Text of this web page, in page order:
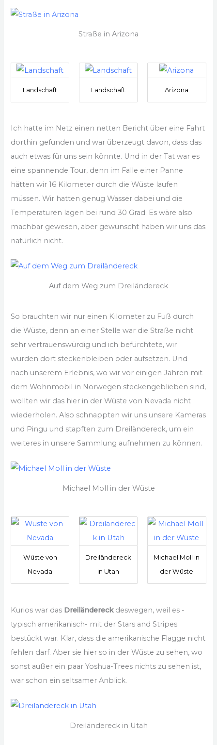
Straße in Arizona
Landschaft Landschaft Arizona
Ich hatte im Netz einen netten Bericht über eine Fahrt
dorthin gefunden und war überzeugt davon, dass das
auch etwas für uns sein könnte. Und in der Tat war es
eine spannende Tour, denn im Falle einer Panne
hätten wir 16 Kilometer durch die Wüste laufen
müssen. Wir hatten genug Wasser dabei und die
Temperaturen lagen bei rund 30 Grad. Es wäre also
machbar gewesen, aber gewünscht haben wir uns das
natürlich nicht.
Auf dem Weg zum Dreiländereck
So brauchten wir nur einen Kilometer zu Fuß durch
die Wüste, denn an einer Stelle war die Straße nicht
sehr vertrauenswürdig und ich befürchtete, wir
würden dort steckenbleiben oder aufsetzen. Und
nach unserem Erlebnis, wo wir vor einigen Jahren mit
dem Wohnmobil in Norwegen steckengeblieben sind,
wollten wir das hier in der Wüste von Nevada nicht
wiederholen. Also schnappten wir uns unsere Kameras
und Pingu und stapften zum Dreiländereck, um ein
weiteres in unsere Sammlung aufnehmen zu können.
Michael Moll in der Wüste
Wüste von
Nevada
Dreiländereck
in Utah
Michael Moll in
der Wüste
Kurios war das Dreiländereckdeswegen, weil es -
typisch amerikanisch- mit der Stars and Stripes
bestückt war. Klar, dass die amerikanische Flagge nicht
fehlen darf. Aber sie hier so in der Wüste zu sehen, wo
sonst außer ein paar Yoshua-Trees nichts zu sehen ist,
war schon ein seltsamer Anblick.
Dreiländereck in Utah